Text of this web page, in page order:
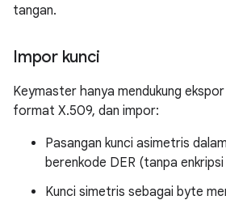
tangan.
Impor kunci
Keymaster hanya mendukung
format X.509, dan impor:
Pasangan kunci asimetris
berenkode DER (tanpa
Kunci simetris sebagai byte